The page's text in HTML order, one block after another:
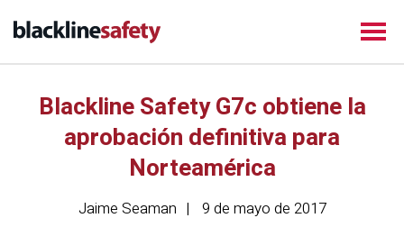
Blackline Safety G7c obtiene la
aprobación definitiva para
Norteamérica
Jaime Seaman 9 de mayo de 2017